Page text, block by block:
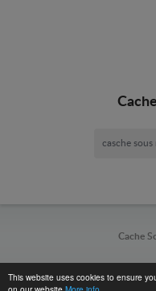
This website uses cookies to ensure
casche
Cache